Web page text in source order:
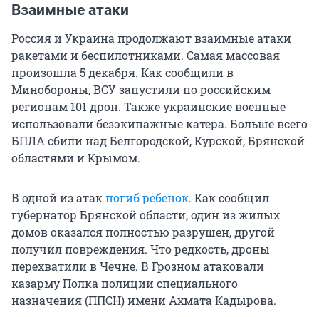
Взаимные атаки
Россия и Украина продолжают взаимные атаки
ракетами и беспилотниками. Самая массовая
произошла 5 декабря. Как сообщили в
Минобороны, ВСУ запустили по российским
регионам 101 дрон. Также украинские военные
использовали безэкипажные катера. Больше всего
БПЛА сбили над Белгородской, Курской, Брянской
областями и Крымом.
В одной из атакпогиб ребенок. Как сообщил
губернатор Брянской области, один из жилых
домов оказался полностью разрушен, другой
получил повреждения. Что редкость, дроны
перехватили в Чечне. В Грозном атаковали
казарму Полка полиции специального
назначения (ППСН) имени Ахмата Кадырова.